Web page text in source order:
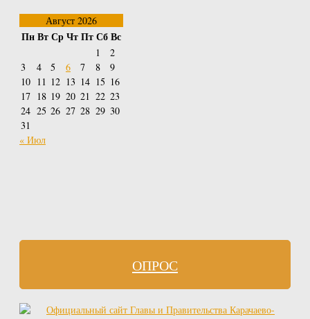
Август 2026
ПнВтСрЧтПтСбВс
1
2
3
4 5 6 7 8
9
10 11 12 13 14 15 16
17 18 19 20 21 22 23
24 25 26 27 28 29 30
31
« Июл
ОПРОС